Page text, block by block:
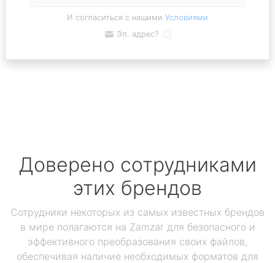
И согласиться с нашими Условиями
Эл. адрес?
Доверено сотрудниками
этих брендов
Сотрудники некоторых из самых известных брендов
в мире полагаются на Zamzar для безопасного и
эффективного преобразования своих файлов,
обеспечивая наличие необходимых форматов для